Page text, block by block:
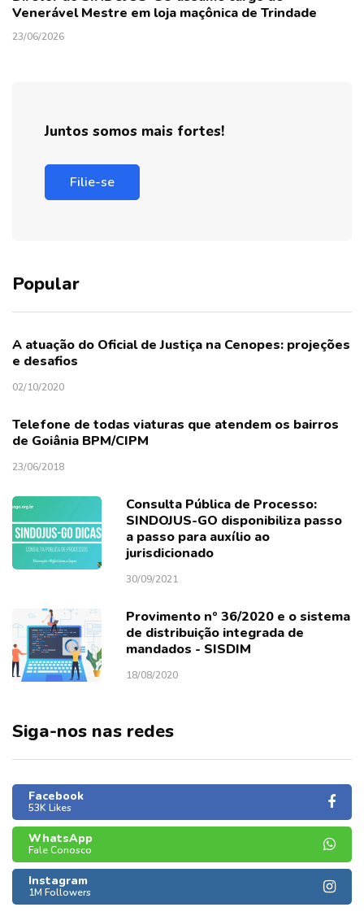
Venerável Mestre em loja maçônica de Trindade
23/06/2026
Juntos somos mais fortes!
Filie-se
Popular
A atuação do Oficial de Justiça na Cenopes: projeções
e desafios
02/10/2020
Telefone de todas viaturas que atendem os bairros
de Goiânia BPM/CIPM
23/06/2018
Consulta Pública de Processo:
SINDOJUS-GO disponibiliza passo
a passo para auxílio ao
jurisdicionado
30/09/2021
Provimento nº 36/2020 e o sistema
de distribuição integrada de
mandados - SISDIM
18/08/2020
Siga-nos nas redes
Facebook
53K Likes
WhatsApp
Fale Conosco
Instagram
1M Followers